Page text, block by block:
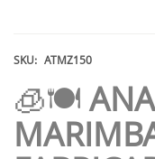
SKU: ATMZ150
🧊🍽️